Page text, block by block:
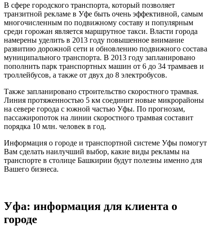
В сфере городского транспорта, который позволяет
транзитной рекламе в Уфе быть очень эффективной, самым
многочисленным по подвижному составу и популярным
среди горожан является маршрутное такси. Власти города
намерены уделить в 2013 году повышенное внимание
развитию дорожной сети и обновлению подвижного состава
муниципального транспорта. В 2013 году запланировано
пополнить парк транспортных машин от 6 до 34 трамваев и
троллейбусов, а также от двух до 8 электробусов.
Также запланировано строительство скоростного трамвая.
Линия протяженностью 5 км соединит новые микрорайоны
на севере города с южной частью Уфы. По прогнозам,
пассажиропоток на линии скоростного трамвая составит
порядка 10 млн. человек в год.
Информация о городе и транспортной системе Уфы помогут
Вам сделать наилучший выбор, какие виды рекламы на
транспорте в столице Башкирии будут полезны именно для
Вашего бизнеса.
Уфа: информация для клиента о
городе